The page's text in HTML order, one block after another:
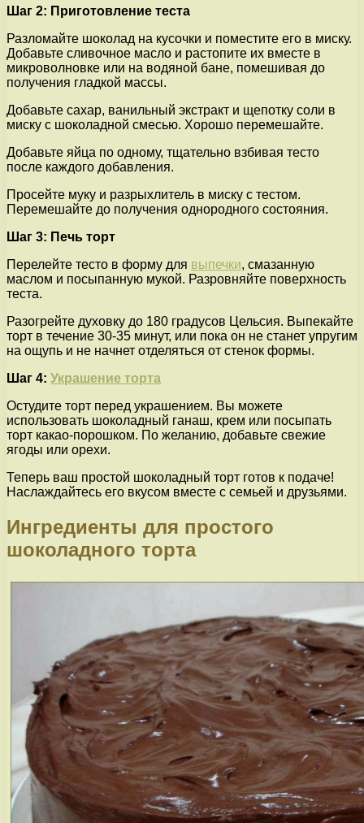
Шаг 2: Приготовление теста
Разломайте шоколад на кусочки и поместите его в миску.
Добавьте сливочное масло и растопите их вместе в
микроволновке или на водяной бане, помешивая до
получения гладкой массы.
Добавьте сахар, ванильный экстракт и щепотку соли в
миску с шоколадной смесью. Хорошо перемешайте.
Добавьте яйца по одному, тщательно взбивая тесто
после каждого добавления.
Просейте муку и разрыхлитель в миску с тестом.
Перемешайте до получения однородного состояния.
Шаг 3: Печь торт
Перелейте тесто в форму для выпечки, смазанную
маслом и посыпанную мукой. Разровняйте поверхность
теста.
Разогрейте духовку до 180 градусов Цельсия. Выпекайте
торт в течение 30-35 минут, или пока он не станет упругим
на ощупь и не начнет отделяться от стенок формы.
Шаг 4: Украшение торта
Остудите торт перед украшением. Вы можете
использовать шоколадный ганаш, крем или посыпать
торт какао-порошком. По желанию, добавьте свежие
ягоды или орехи.
Теперь ваш простой шоколадный торт готов к подаче!
Наслаждайтесь его вкусом вместе с семьей и друзьями.
Ингредиенты для простого
шоколадного торта